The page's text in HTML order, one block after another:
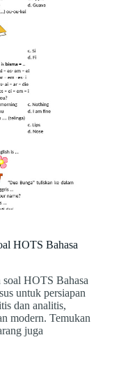
HOTS Bahasa
HOTS Bahasa
untuk persiapan
dan analitis,
modern. Temukan
juga